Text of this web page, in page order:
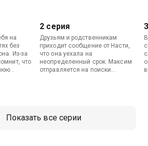
на
без
Из-за
что
2 серия
Друзьям и родственникам
приходит сообщение от Насти,
что она уехала на
неопределенный срок. Максим
отправляется на поиски
Показать все серии